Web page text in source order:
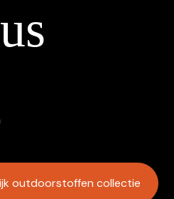
outdoorstoffen collectie